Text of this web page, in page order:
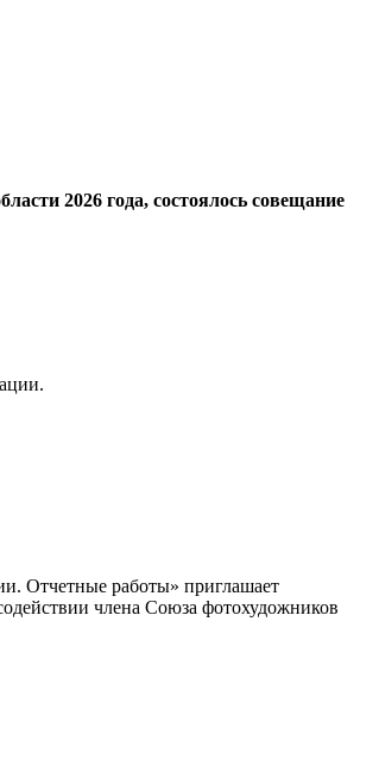
2026 года, состоялось совещание
Отчетные работы» приглашает
члена Союза фотохудожников